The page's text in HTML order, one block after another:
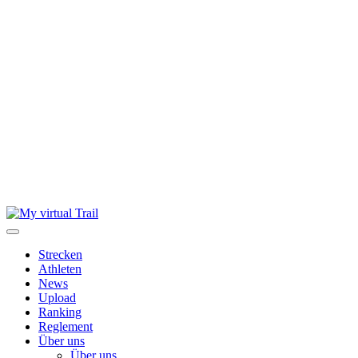
Skip
to
Strecken
Athleten
News
Upload
Ranking
Reglement
Über uns
Über uns